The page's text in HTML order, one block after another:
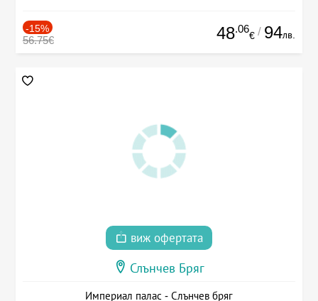
-15%
56.75€ 48.06
€ / 94лв.
виж офертата
Слънчев Бряг
Империал палас - Слънчев бряг